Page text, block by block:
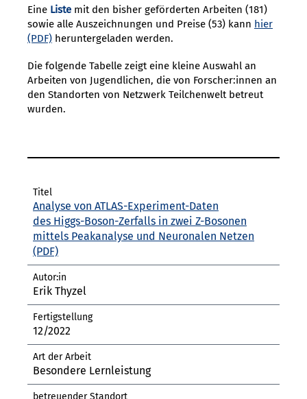
Eine Liste mit den bisher geförderten Arbeiten (181)
sowie alle Auszeichnungen und Preise (53) kann hier
heruntergeladen werden.
Die folgende Tabelle zeigt eine kleine Auswahl an
Arbeiten von Jugendlichen, die von Forscher:innen an
den Standorten von Netzwerk Teilchenwelt betreut
wurden.
Analyse von ATLAS-Experiment-Daten
des Higgs-Boson-Zerfalls in zwei Z-Bosonen
mittels Peakanalyse und Neuronalen Netzen
Erik Thyzel
12/2022
Besondere Lernleistung